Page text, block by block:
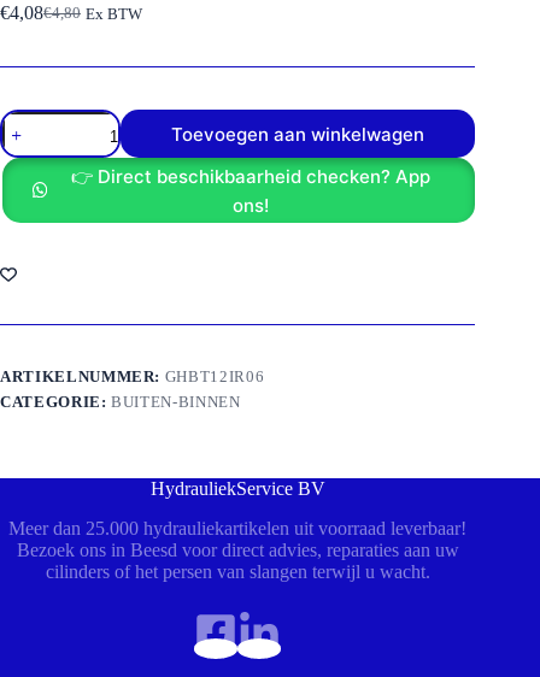
€4,80
Oorspronkelijke
was:
€4,08Huidige
is:
Ex BTW
Adapter
BSPT
-
aantal
Toevoegen aan winkelwagen
👉 Direct beschikbaarheid checken? App
ons!
ARTIKELNUMMER: GHBT12IR06
CATEGORIE:BUITEN-BINNEN
HydrauliekService BV
Meer dan 25.000 hydrauliekartikelen uit voorraad leverbaar!
Bezoek ons in Beesd voor direct advies, reparaties aan uw
cilinders of het persen van slangen terwijl u wacht.